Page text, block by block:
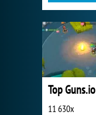
Top Guns.io
11 630x